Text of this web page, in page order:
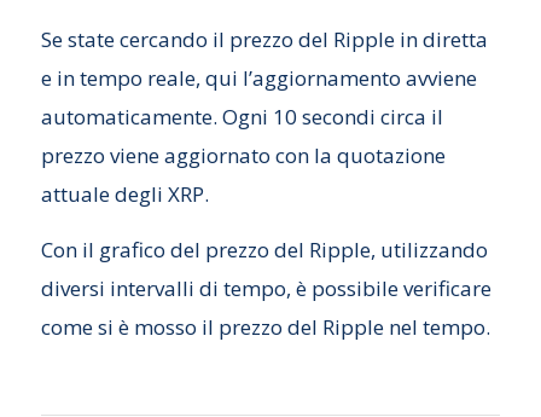
Se state cercando il prezzo del Ripple in diretta
e in tempo reale, qui l’aggiornamento avviene
automaticamente. Ogni 10 secondi circa il
prezzo viene aggiornato con la quotazione
attuale degli XRP.
Con il grafico del prezzo del Ripple, utilizzando
diversi intervalli di tempo, è possibile verificare
come si è mosso il prezzo del Ripple nel tempo.